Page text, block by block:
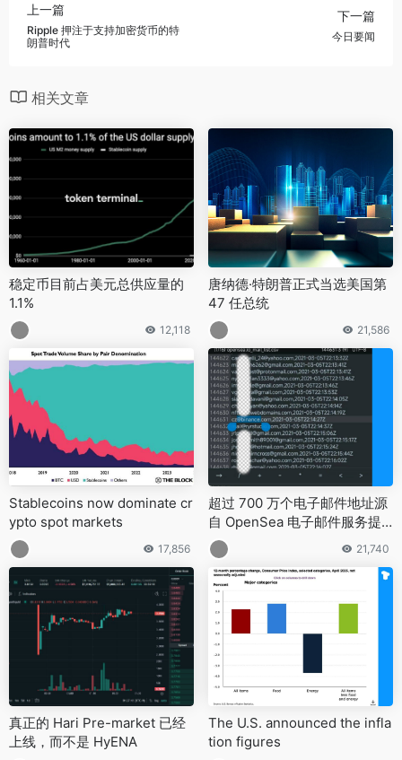
上一篇
Ripple 押注于支持加密货币的特
朗普时代
下一篇
今日要闻
相关文章
稳定币目前占美元总供应量的
1.1%
12,118
唐纳德·特朗普正式当选美国第
47 任总统
21,586
Stablecoins now dominate cr
ypto spot markets
17,856
超过 700 万个电子邮件地址源
自 OpenSea 电子邮件服务提
供商 2022 年的黑客攻击 21,740
真正的 Hari Pre-market 已经
上线，而不是 HyENA
The U.S. announced the infla
tion figures